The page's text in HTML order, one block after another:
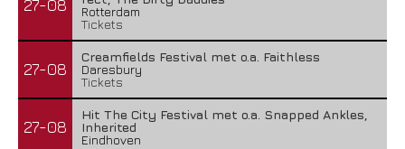
27-08
Rotterdam
Tickets
27-08
Creamfields Festival met o.a. Faithless
Daresbury
Tickets
27-08
Hit The City Festival met o.a. Snapped Ankles,
Inherited
Eindhoven